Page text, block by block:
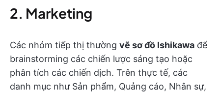
2. Marketing
Các nhóm tiếp thị thường vẽ sơ đồ Ishikawa để
brainstorming các chiến lược sáng tạo hoặc
phân tích các chiến dịch. Trên thực tế, các
danh mục như Sản phẩm, Quảng cáo, Nhân sự,